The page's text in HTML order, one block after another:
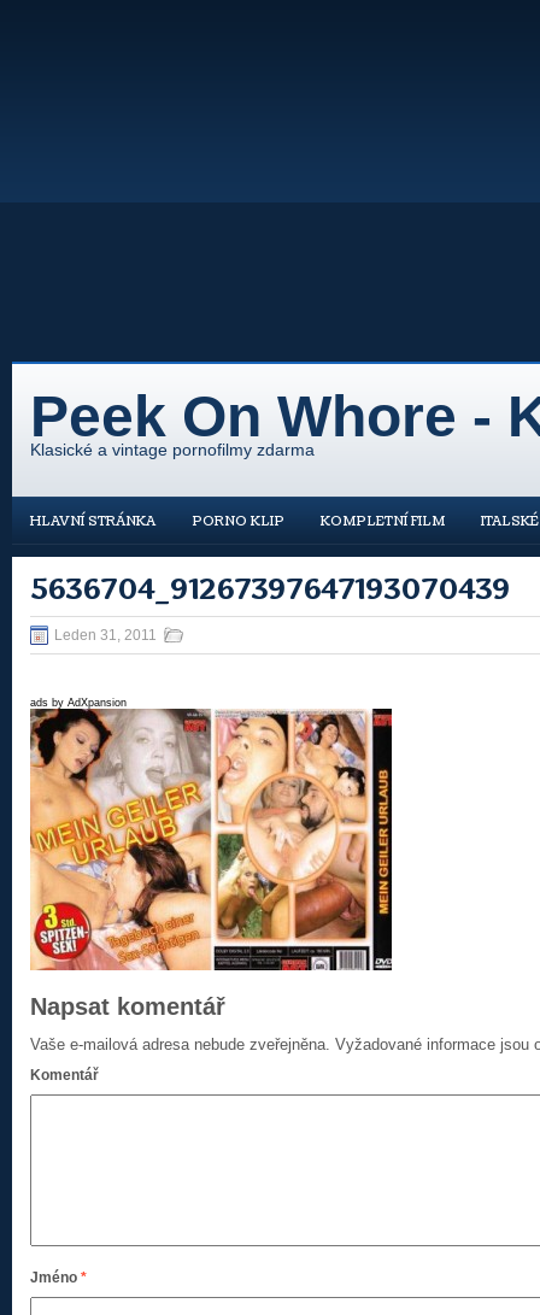
Peek On Whore -
Klasické a vintage pornofilmy zdarma
HLAVNÍ STRÁNKA PORNO KLIP KOMPLETNÍ FILM
5636704_91267397647193070439
Leden 31, 2011
ads by AdXpansion
Napsat komentář
Vaše e-mailová adresa nebude zveřejněna. Vyžadované informace jsou
Komentář
Jméno *